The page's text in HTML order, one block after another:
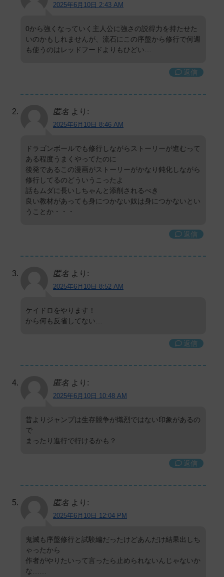
2025年6月10日 2:43 AM
0から強くなっていく主人公に強さの説得力を持たせた
いのかもしれませんが、流石にこの序盤から修行で何週
も使うのはレッドフードよりもひどい…
返信
匿名 より:
2025年6月10日 8:46 AM
ドラゴンボールでも修行しながらストーリーが進むって
ある程度うまくやってたのに
後発であるこの漫画がストーリーがかなり鈍化しながら
修行してるのどういうこったよ
話もムダに長いしちゃんと添削されるべき
良い教材があっても身につかない奴は身につかないとい
うことか・・・
返信
匿名 より:
2025年6月10日 8:52 AM
ケイドロをやります！
から何も反省してない…
返信
匿名 より:
2025年6月10日 10:48 AM
昔よりジャンプは生存競争が熾烈ではない印象があるの
で
まったり進行で行けるかも？
返信
匿名 より:
2025年6月10日 12:04 PM
鬼滅も序盤修行と試験編だったけどあんだけ結果出しち
ゃったから
作者がやりたいって言ったら止められないんじゃないか
な……